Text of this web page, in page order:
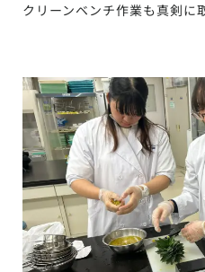
クリーンベンチ作業も真剣に